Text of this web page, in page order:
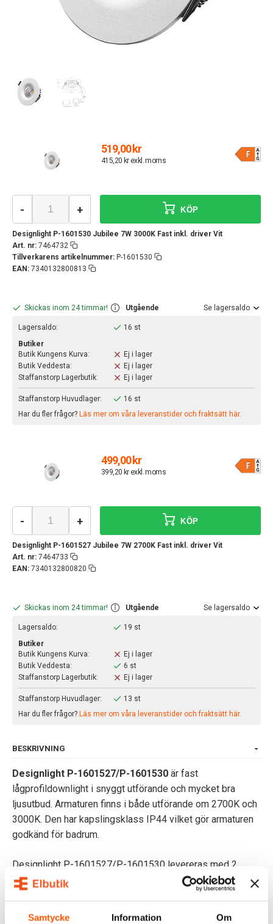
Samtycke Information Om
519,00 kr
415,20 kr exkl. moms
Designlight P-1601530 Jubilee 7W 3000K Fast inkl. driver Vit
Art. nr: 7464732
Tillverkarens artikelnummer: P-1601530
EAN: 7340132800813
- + KÖP
Skickas inom 24 timmar! Utgående Se lagersaldo
Lagersaldo:
16 st
Butiker
Butik Kungens Kurva:
Ej i lager
Butik Veddesta:
Ej i lager
Staffanstorp Lagerbutik:
Ej i lager
Staffanstorp Huvudlager:
16 st
Har du fler frågor? Läs mer om våra leveranstider och fraktsätt här.
499,00 kr
399,20 kr exkl. moms
Designlight P-1601527 Jubilee 7W 2700K Fast inkl. driver Vit
Art. nr: 7464733
EAN: 7340132800820
- + KÖP
Skickas inom 24 timmar! Utgående Se lagersaldo
Lagersaldo:
19 st
Butiker
Butik Kungens Kurva:
Ej i lager
Butik Veddesta:
6 st
Staffanstorp Lagerbutik:
Ej i lager
Staffanstorp Huvudlager:
13 st
Har du fler frågor? Läs mer om våra leveranstider och fraktsätt här.
BESKRIVNING
Designlight P-1601527/P-1601530 är fast
lågprofildownlight i snyggt utförande och mycket bra
ljusutbud. Armaturen finns i både utförande om 2700K och
3000K. Den har kapslingsklass IP44 vilket gör armaturen
godkänd för badrum.
Designlight P-1601527/P-1601530 levereras med 2
reflektorer som enkelt kan bytas till önskad
spridningsvinkel. Levereras inkl. dimbart drivdon.